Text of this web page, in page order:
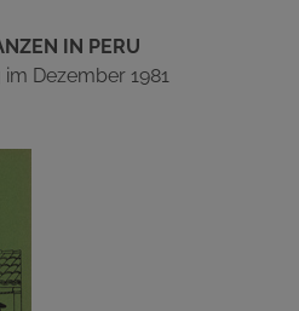
IN PERU
Dezember 1981